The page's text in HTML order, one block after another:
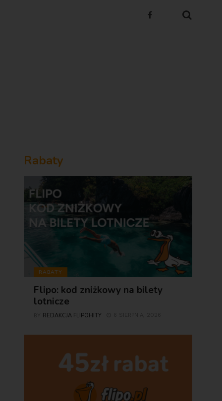
Rabaty
RABATY
Flipo: kod zniżkowy na bilety
lotnicze
REDAKCJA FLIPOHITY